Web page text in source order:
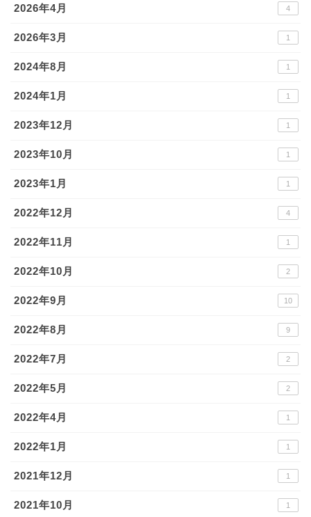
2026年4月 4
2026年3月 1
2024年8月 1
2024年1月 1
2023年12月 1
2023年10月 1
2023年1月 1
2022年12月 4
2022年11月 1
2022年10月 2
2022年9月 10
2022年8月 9
2022年7月 2
2022年5月 2
2022年4月 1
2022年1月 1
2021年12月 1
2021年10月 1